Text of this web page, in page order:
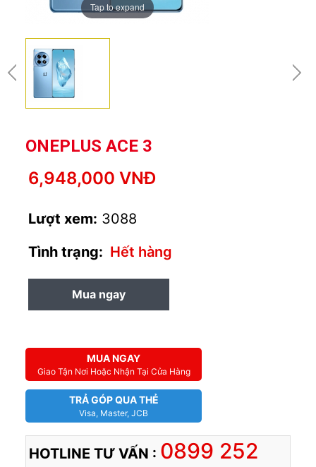
Tap to expand
ONEPLUS ACE 3
6,948,000 VNĐ
Lượt xem: 3088
Tình trạng: Hết hàng
Mua ngay
MUA NGAY
Giao Tận Nơi Hoặc Nhận Tại Cửa Hàng
TRẢ GÓP QUA THẺ
Visa, Master, JCB
HOTLINE TƯ VẤN : 0899 252